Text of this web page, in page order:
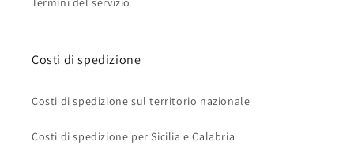
Costi di spedizione
Costi di spedizione sul territorio nazionale
Costi di spedizione per Sicilia e Calabria